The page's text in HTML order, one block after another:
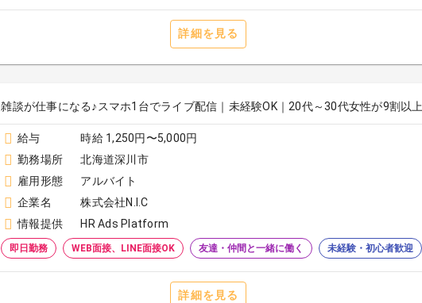
詳細を見る
雑談が仕事になる♪スマホ1台でライブ配信｜未経験OK｜20代～30代女性が9割以上
給与
時給 1,250円〜5,000円
勤務場所
北海道深川市
雇用形態
アルバイト
企業名
株式会社N.I.C
情報提供
HR Ads Platform
即日勤務 WEB面接、LINE面接OK 友達・仲間と一緒に働く 未経験・初心者歓迎
詳細を見る